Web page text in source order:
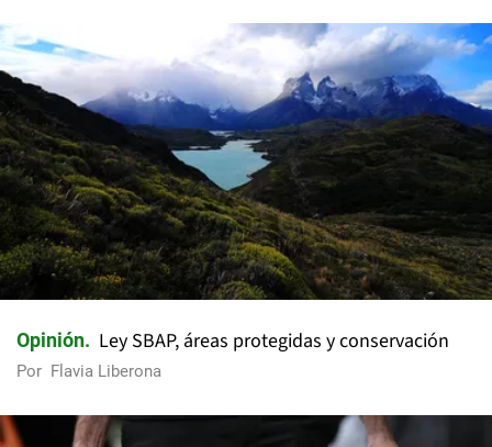
Opinión Ley SBAP, áreas protegidas y conservación
Por Flavia Liberona